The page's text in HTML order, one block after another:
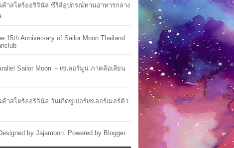
ค้าสโตร์ออริจินัล ซีรีส์อุปกรณ์ทานอาหารกลาง
15th Anniversary of Sailor Moon Thailand
Sailor Moon ～เซเลอร์มูน ภาคล้อเลียน
ค้าสโตร์ออริจินัล วันเกิดซูเปอร์เซเลอร์เมอร์คิว
by Jajamoon. Powered by Blogger.